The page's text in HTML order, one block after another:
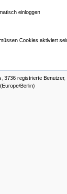
einloggen
Cookies aktiviert
3736 registrierte
Berlin)